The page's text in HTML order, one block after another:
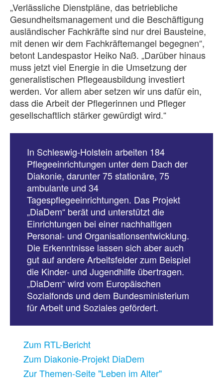
„Verlässliche Dienstpläne, das betriebliche
Gesundheitsmanagement und die Beschäftigung
ausländischer Fachkräfte sind nur drei Bausteine,
mit denen wir dem Fachkräftemangel begegnen“,
betont Landespastor Heiko Naß. „Darüber hinaus
muss jetzt viel Energie in die Umsetzung der
generalistischen Pflegeausbildung investiert
werden. Vor allem aber setzen wir uns dafür ein,
dass die Arbeit der Pflegerinnen und Pfleger
gesellschaftlich stärker gewürdigt wird.“
In Schleswig-Holstein arbeiten 184
Pflegeeinrichtungen unter dem Dach der
Diakonie, darunter 75 stationäre, 75
ambulante und 34
Tagespflegeeinrichtungen. Das Projekt
„DiaDem“ berät und unterstützt die
Einrichtungen bei einer nachhaltigen
Personal- und Organisationsentwicklung.
Die Erkenntnisse lassen sich aber auch
gut auf andere Arbeitsfelder zum Beispiel
die Kinder- und Jugendhilfe übertragen.
„DiaDem“ wird vom Europäischen
Sozialfonds und dem Bundesministerium
für Arbeit und Soziales gefördert.
Zum RTL-Bericht
Zum Diakonie-Projekt DiaDem
Zur Themen-Seite "Leben im Alter"